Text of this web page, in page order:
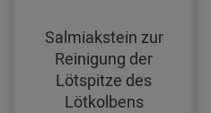
Salmiakstein zur
Reinigung der
Lötspitze des
Lötkolbens